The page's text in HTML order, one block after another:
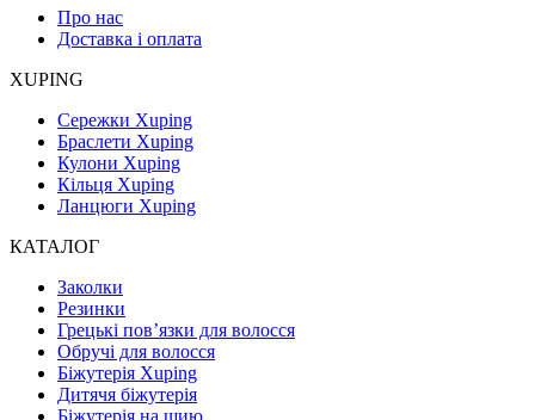
Про нас
Доставка і оплата
XUPING
Сережки Xuping
Браслети Xuping
Кулони Xuping
Кільця Xuping
Ланцюги Xuping
КАТАЛОГ
Заколки
Резинки
Грецькі пов’язки для волосся
Обручі для волосся
Біжутерія Xuping
Дитячя біжутерія
Біжутерія на шию